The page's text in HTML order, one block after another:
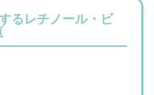
るレチノール・ビ